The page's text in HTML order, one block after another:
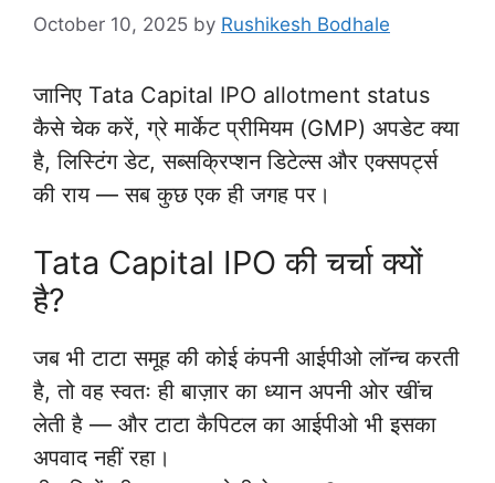
October 10, 2025 by Rushikesh Bodhale
जानिए Tata Capital IPO allotment status
कैसे चेक करें, ग्रे मार्केट प्रीमियम (GMP) अपडेट क्या
है, लिस्टिंग डेट, सब्सक्रिप्शन डिटेल्स और एक्सपर्ट्स
की राय — सब कुछ एक ही जगह पर।
Tata Capital IPO की चर्चा क्यों
है?
जब भी टाटा समूह की कोई कंपनी आईपीओ लॉन्च करती
है, तो वह स्वतः ही बाज़ार का ध्यान अपनी ओर खींच
लेती है — और टाटा कैपिटल का आईपीओ भी इसका
अपवाद नहीं रहा।